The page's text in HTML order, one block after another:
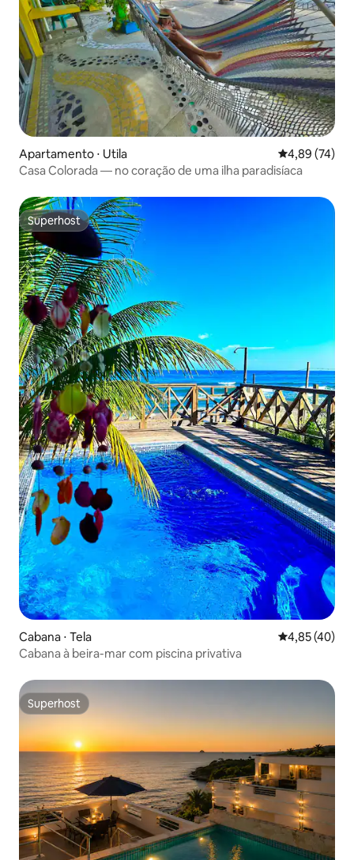
Apartamento ⋅ Utila 4,89 de uma
4,89 (74)
Casa Colorada — no coração de uma ilha paradisíaca
Superhost
Superhost
Cabana ⋅ Tela 4,85 de uma
4,85 (40)
Cabana à beira-mar com piscina privativa
Superhost
Superhost